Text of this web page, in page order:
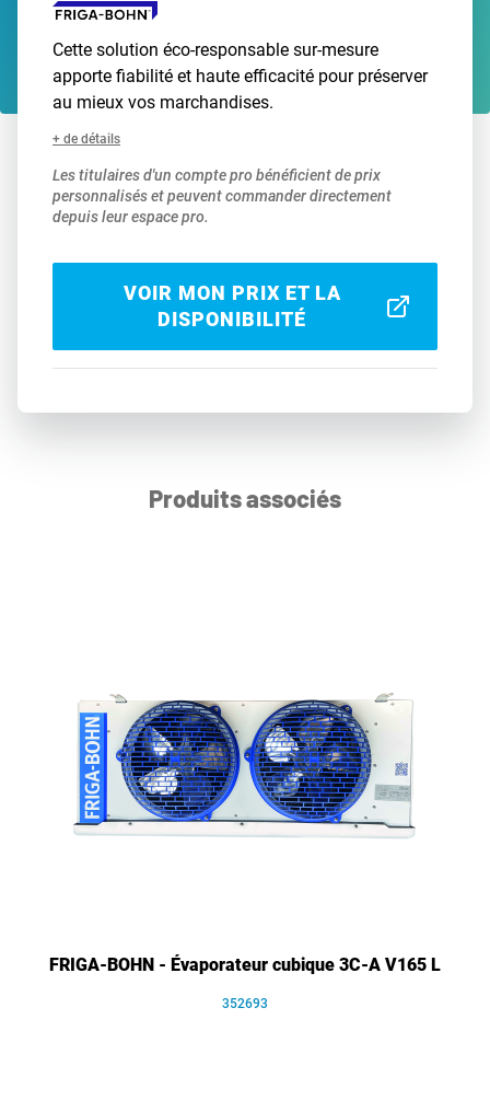
Cette solution éco-responsable sur-mesure
apporte fiabilité et haute efficacité pour préserver
au mieux vos marchandises.
+ de détails
Les titulaires d'un compte pro bénéficient de prix
personnalisés et peuvent commander directement
depuis leur espace pro.
VOIR MON PRIX ET LA
DISPONIBILITÉ
Produits associés
FRIGA-BOHN - Évaporateur cubique 3C-A V165 L
352693